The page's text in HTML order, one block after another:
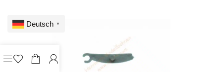
Deutsch ▼